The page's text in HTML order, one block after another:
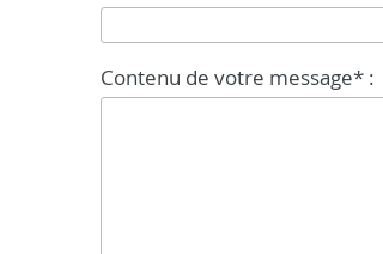
Contenu de votre message* :